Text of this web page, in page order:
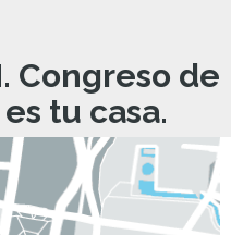
Congreso de
tu casa.